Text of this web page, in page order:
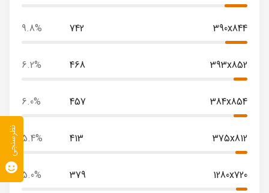
390x844
742
9.8%
393x852
468
6.2%
384x854
457
6.0%
375x812
413
5.4%
1280x720
379
5.0%
نظرسنجی